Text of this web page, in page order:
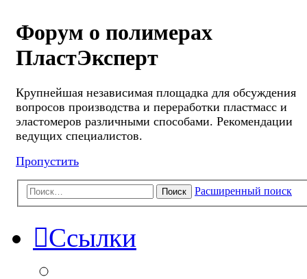
Форум о полимерах
ПластЭксперт
Крупнейшая независимая площадка для обсуждения
вопросов производства и переработки пластмасс и
эластомеров различными способами. Рекомендации
ведущих специалистов.
Пропустить
Поиск Расширенный поиск
Ссылки